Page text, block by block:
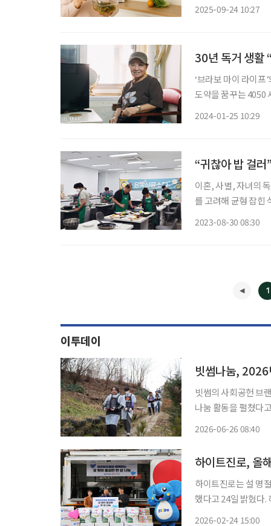
2025-09-24 10:27
30년 독거 생활
‘브라보 마이 라이프
도약을 꿈꾸는 4050
2024-01-25 10:29
“귀찮아 밥 걸
이혼, 사별, 자녀의
를 고려해 균형 잡힌
2023-08-30 08:30
1
이투데이
빗썸나눔, 2026
빗썸의 사회공헌 브
나눔 활동을 펼쳤다
2026-06-26 08:40
하이트진로, 올
하이트진로는 설 명
했다고 24일 밝혔다. 하이트진로는 서울·인천·광주·여수·김해·대구 등 전국 6개 밥차 운영
2026-02-24 15:00